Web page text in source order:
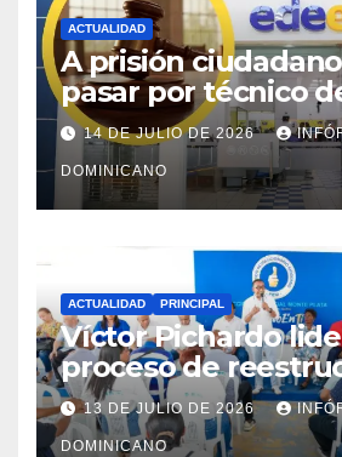
ACTUALIDAD
A prisión
pasar por técnico
para estafar a
comercios
14 DE JULIO DE 2026
DOMINICANO
ACTUALIDAD PRINCIPAL
Víctor Pichardo
proceso de
y fortalecimiento
Monte Plata
13 DE JULIO DE 2026
DOMINICANO